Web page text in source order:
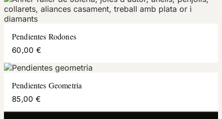
Pendientes Rodones
60,00 €
Pendientes Geometria
85,00 €